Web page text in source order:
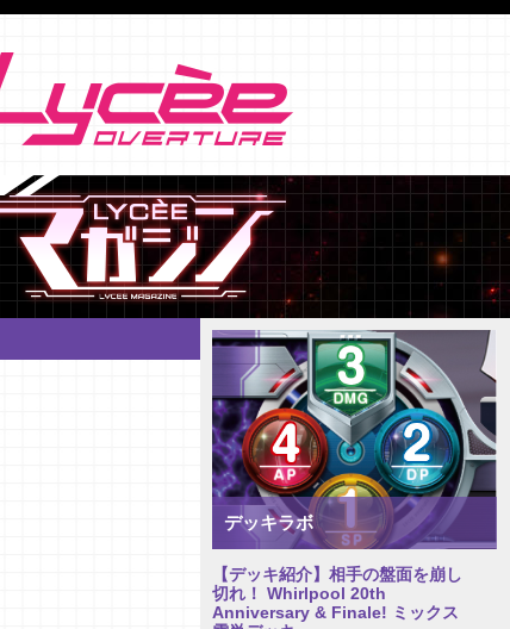
デッキラボ
【デッキ紹介】相手の盤面を崩し
切れ！ Whirlpool 20th
Anniversary & Finale! ミックス